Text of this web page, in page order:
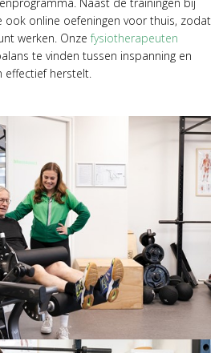
ook online oefeningen voor thuis, zodat
werken. Onzefysiotherapeuten
te vinden tussen inspanning en
effectief herstelt.